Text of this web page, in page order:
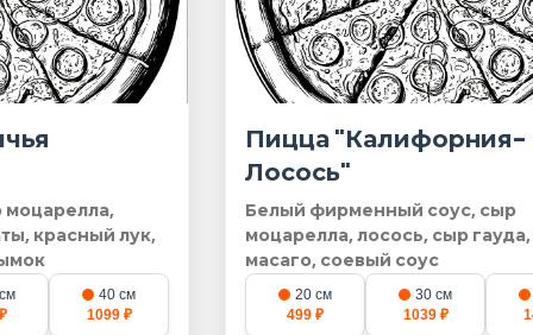
моцарелла,
красный лук,
40 см
1099 ₽
Пицца "Калифорния-
Лосось"
Белый фирменный соус, сыр
моцарелла, лосось, сыр
масаго, соевый соус
20 см
499 ₽
30 см
1039 ₽